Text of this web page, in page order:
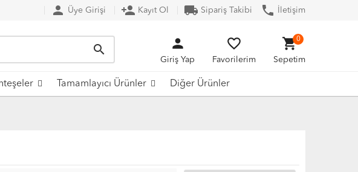
person Üye Girişi person_add Kayıt Ol local_shipping Sipariş Takibi phone İletişim
search person
Giriş Yap
favorite_border
Favorilerim
shopping_cart
Sepetim
0
Tamamlayıcı Ürünler Diğer Ürünler